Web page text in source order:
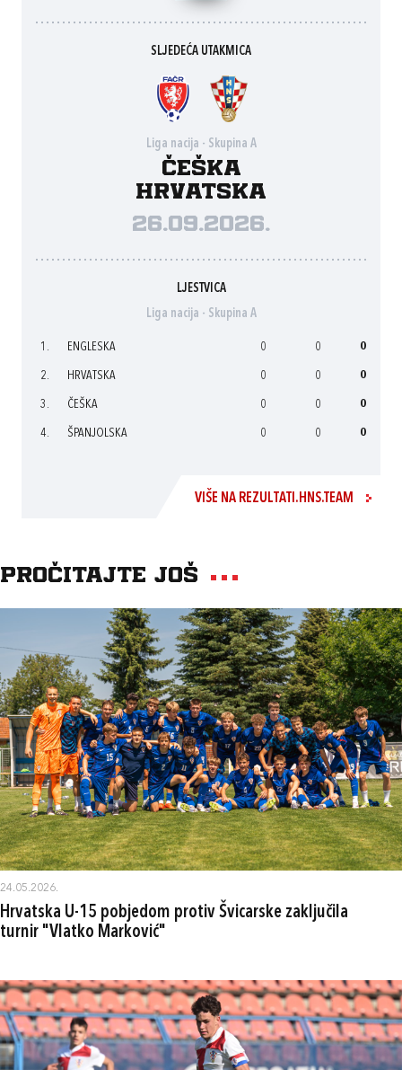
SLJEDEĆA UTAKMICA
Liga nacija - Skupina A
Češka
Hrvatska
26.09.2026.
LJESTVICA
Liga nacija - Skupina A
1. ENGLESKA 0 0 0
2. HRVATSKA 0 0 0
3. ČEŠKA 0 0 0
4. ŠPANJOLSKA 0 0 0
VIŠE NA REZULTATI.HNS.TEAM
Pročitajte još
24.05.2026.
Hrvatska U-15 pobjedom protiv Švicarske zaključila
turnir "Vlatko Marković"